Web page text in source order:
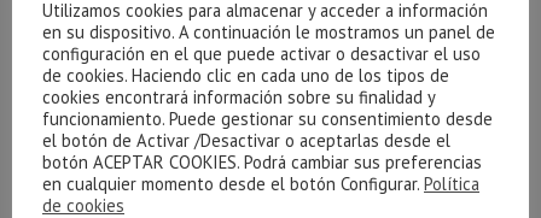
ETIQUETAS
100 natural aethern algas amigos arrugas Atache beauty party
beauty team bebibles bronceado básicos café Carrera de la mujer
celulitis Cestas colágeno corporal creativite cuidados básicos Cvital
envejecimiento facial gel gracias hidrófila higieneIndiba
Limpiezaluminosidad
Utilizamos cookies para almacenar y acceder a información
en su dispositivo. A continuación le mostramos un panel de
configuración en el que puede activar o desactivar el uso
de cookies. Haciendo clic en cada uno de los tipos de
cookies encontrará información sobre su finalidad y
funcionamiento. Puede gestionar su consentimiento desde
el botón de Activar /Desactivar o aceptarlas desde el
botón ACEPTAR COOKIES. Podrá cambiar sus preferencias
en cualquier momento desde el botón Configurar. Política
de cookies